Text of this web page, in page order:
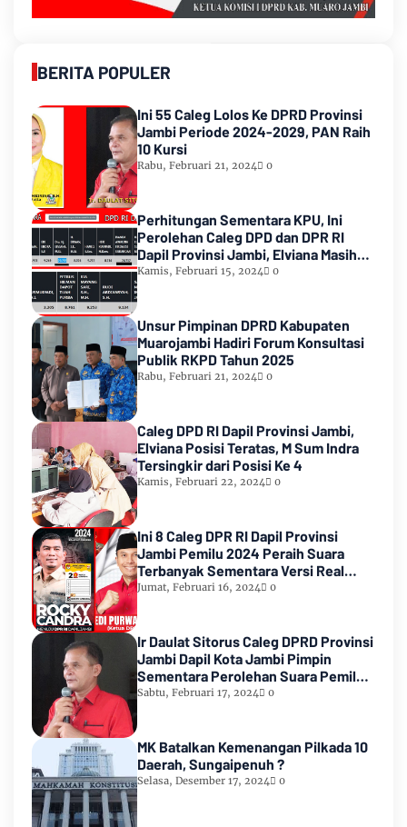
BERITA POPULER
Ini 55 Caleg Lolos Ke DPRD Provinsi
Jambi Periode 2024-2029, PAN Raih
10 Kursi
Rabu, Februari 21, 2024 0
Perhitungan Sementara KPU, Ini
Perolehan Caleg DPD dan DPR RI
Dapil Provinsi Jambi, Elviana Masih
Urutan Kedua Teratas
Kamis, Februari 15, 2024 0
Unsur Pimpinan DPRD Kabupaten
Muarojambi Hadiri Forum Konsultasi
Publik RKPD Tahun 2025
Rabu, Februari 21, 2024 0
Caleg DPD RI Dapil Provinsi Jambi,
Elviana Posisi Teratas, M Sum Indra
Tersingkir dari Posisi Ke 4
Kamis, Februari 22, 2024 0
Ini 8 Caleg DPR RI Dapil Provinsi
Jambi Pemilu 2024 Peraih Suara
Terbanyak Sementara Versi Real
Count KPU RI
Jumat, Februari 16, 2024 0
Ir Daulat Sitorus Caleg DPRD Provinsi
Jambi Dapil Kota Jambi Pimpin
Sementara Perolehan Suara Pemilu
2024
Sabtu, Februari 17, 2024 0
MK Batalkan Kemenangan Pilkada 10
Daerah, Sungaipenuh ?
Selasa, Desember 17, 2024 0